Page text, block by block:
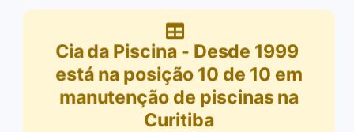
Cia da Piscina - Desde 1999
está na posição 10 de 10 em
manutenção de piscinas na
Curitiba